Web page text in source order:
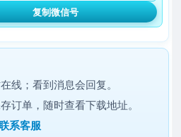
复制微信号
线；看到消息会回复。
订单，随时查看下载地址。
系客服